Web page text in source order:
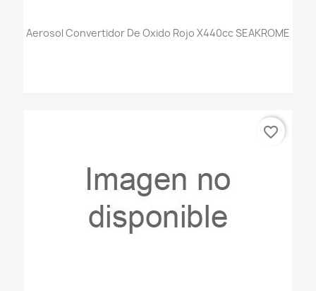
Aerosol Convertidor De Oxido Rojo X440cc SEAKROME
favorite_border